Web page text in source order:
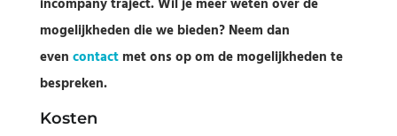
mogelijkheden die we bieden? Neem dan
even contactmet ons op om de mogelijkheden te
bespreken.
Kosten